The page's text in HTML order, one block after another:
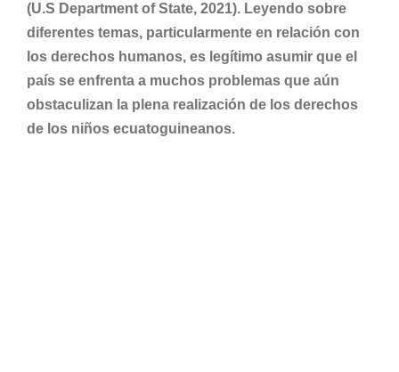
(U.S Department of State, 2021). Leyendo sobre
diferentes temas, particularmente en relación con
los derechos humanos, es legítimo asumir que el
país se enfrenta a muchos problemas que aún
obstaculizan la plena realización de los derechos
de los niños ecuatoguineanos.